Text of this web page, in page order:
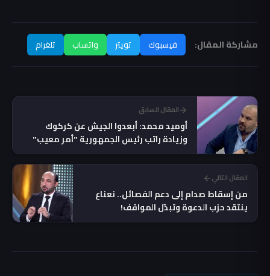
مشاركة المقال: فيسبوك تويتر واتساب تلغرام
المقال السابق
أوميد محمد: أبعدوا الجيش عن كركوك
وزيادة راتب رئيس الجمهورية "أمر معيب"
المقال التالي
من إسقاط صدام إلى دعم الفصائل.. نعناع
ينتقد حزب الدعوة وتبدّل المواقف!